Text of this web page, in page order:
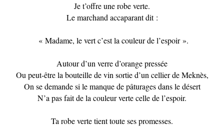
Je t’offre une robe verte.
Le marchand accaparant dit :
« Madame, le vert c’est la couleur de l’espoir ».
Autour d’un verre d’orange pressée
Ou peut-être la bouteille de vin sortie d’un cellier de Meknès,
On se demande si le manque de pâturages dans le désert
N’a pas fait de la couleur verte celle de l’espoir.
Ta robe verte tient toute ses promesses.